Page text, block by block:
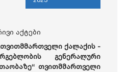
აქტები
ქალაქის -
გენერალური
თვითმმართველი